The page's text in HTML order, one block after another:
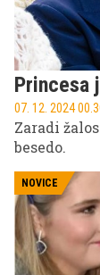
Princesa
07. 12. 2024
Zaradi
besedo.
NOVICE